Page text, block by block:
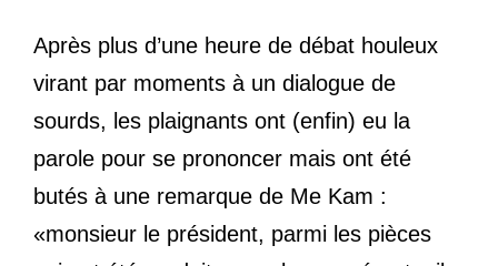
Après plus d’une heure de débat houleux
virant par moments à un dialogue de
sourds, les plaignants ont (enfin) eu la
parole pour se prononcer mais ont été
butés à une remarque de Me Kam :
«monsieur le président, parmi les pièces